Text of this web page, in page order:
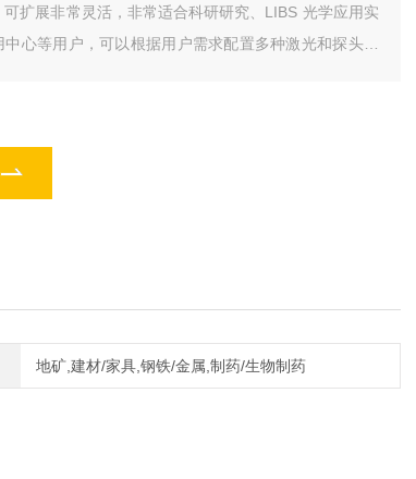
可扩展非常灵活，非常适合科研研究、LIBS 光学应用实
心等用户，可以根据用户需求配置多种激光和探头，
地矿,建材/家具,钢铁/金属,制药/生物制药